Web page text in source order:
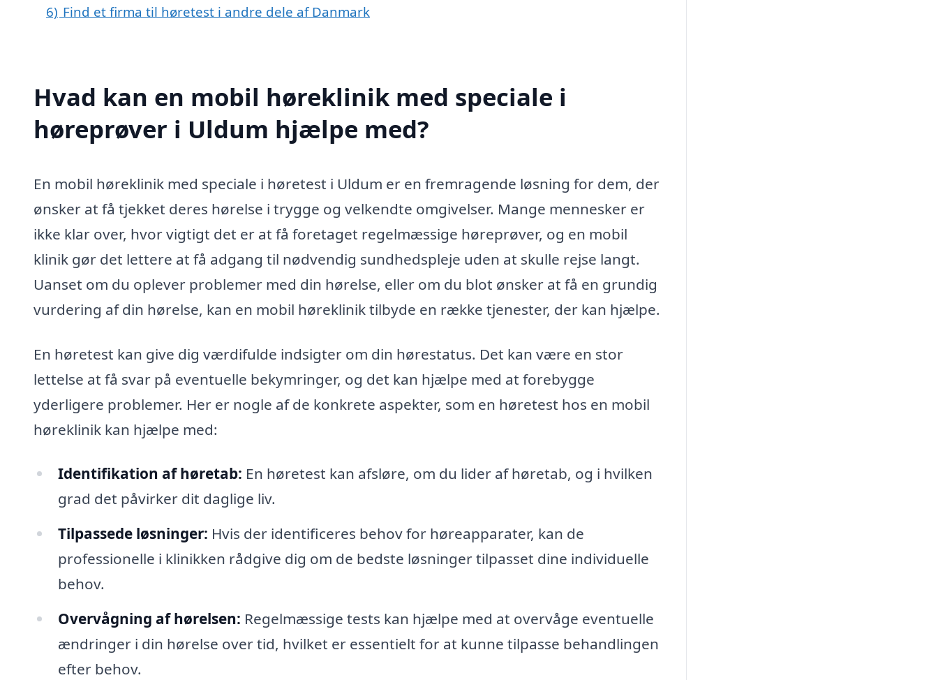
6) Find et firma til høretest i andre dele af Danmark
Hvad kan en mobil høreklinik med speciale i
høreprøver i Uldum hjælpe med?
En mobil høreklinik med speciale i høretest i Uldum er en fremragende løsning for dem, der
ønsker at få tjekket deres hørelse i trygge og velkendte omgivelser. Mange mennesker er
ikke klar over, hvor vigtigt det er at få foretaget regelmæssige høreprøver, og en mobil
klinik gør det lettere at få adgang til nødvendig sundhedspleje uden at skulle rejse langt.
Uanset om du oplever problemer med din hørelse, eller om du blot ønsker at få en grundig
vurdering af din hørelse, kan en mobil høreklinik tilbyde en række tjenester, der kan hjælpe.
En høretest kan give dig værdifulde indsigter om din hørestatus. Det kan være en stor
lettelse at få svar på eventuelle bekymringer, og det kan hjælpe med at forebygge
yderligere problemer. Her er nogle af de konkrete aspekter, som en høretest hos en mobil
høreklinik kan hjælpe med:
Identifikation af høretab: En høretest kan afsløre, om du lider af høretab, og i hvilken
grad det påvirker dit daglige liv.
Tilpassede løsninger: Hvis der identificeres behov for høreapparater, kan de
professionelle i klinikken rådgive dig om de bedste løsninger tilpasset dine individuelle
behov.
Overvågning af hørelsen: Regelmæssige tests kan hjælpe med at overvåge eventuelle
ændringer i din hørelse over tid, hvilket er essentielt for at kunne tilpasse behandlingen
efter behov.